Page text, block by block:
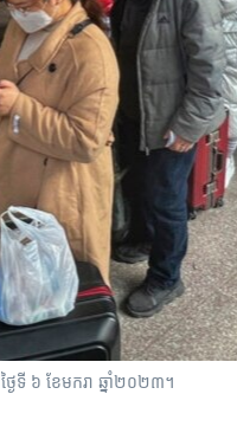
ៃទី ៦ ខែមករា ឆ្នាំ២០២៣។